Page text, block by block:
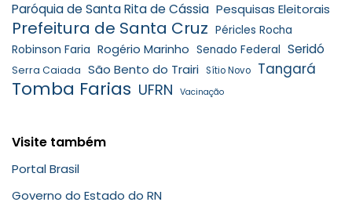
Paróquia de Santa Rita de Cássia Pesquisas Eleitorais
Prefeitura de Santa Cruz Péricles Rocha
Robinson Faria Rogério Marinho Senado Federal Seridó
Serra Caiada São Bento do Trairi Sítio Novo Tangará
Tomba Farias UFRN Vacinação
Visite também
Portal Brasil
Governo do Estado do RN